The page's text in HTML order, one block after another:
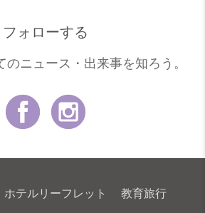
フォローする
のニュース・出来事を知ろう。
ホテルリーフレット 教育旅行